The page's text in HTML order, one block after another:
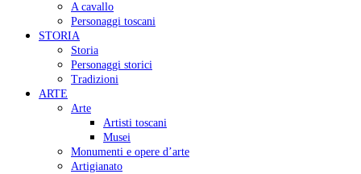
A cavallo
Personaggi toscani
STORIA
Storia
Personaggi storici
Tradizioni
ARTE
Arte
Artisti toscani
Musei
Monumenti e opere d’arte
Artigianato